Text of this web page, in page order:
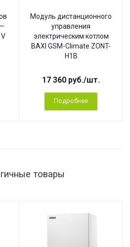
Модуль дистанционного
управления
электрическим котлом
BAXI GSM-Climate ZONT-
H1B
17 360 руб./шт.
Подробнее
товары